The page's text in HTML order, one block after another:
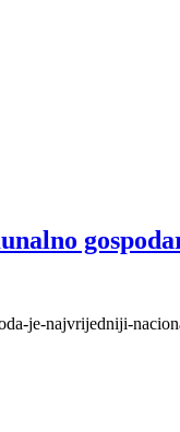
je-najvrijedniji-